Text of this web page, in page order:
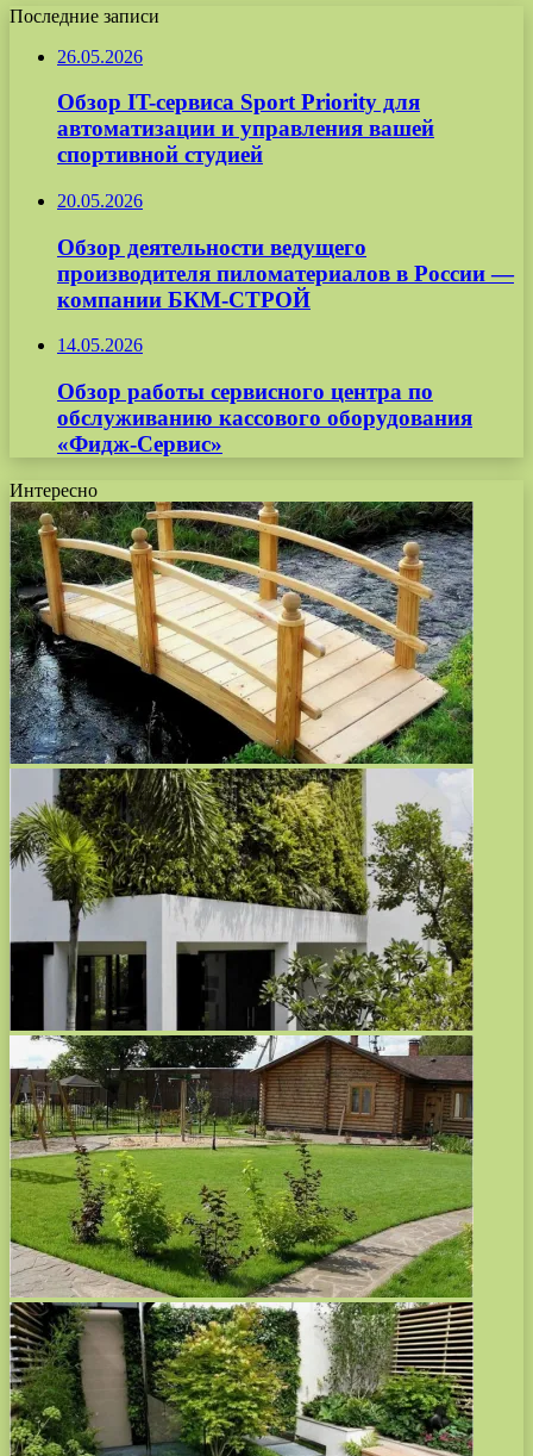
Последние записи
26.05.2026
Обзор IT-сервиса Sport Priority для
автоматизации и управления вашей
спортивной студией
20.05.2026
Обзор деятельности ведущего
производителя пиломатериалов в России —
компании БКМ-СТРОЙ
14.05.2026
Обзор работы сервисного центра по
обслуживанию кассового оборудования
«Фидж-Сервис»
Интересно